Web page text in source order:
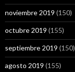
noviembre 2019 (150)
octubre 2019 (155)
septiembre 2019 (150)
agosto 2019 (155)